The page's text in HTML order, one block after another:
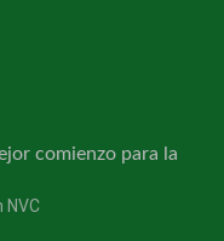
comienzo para la
NVC